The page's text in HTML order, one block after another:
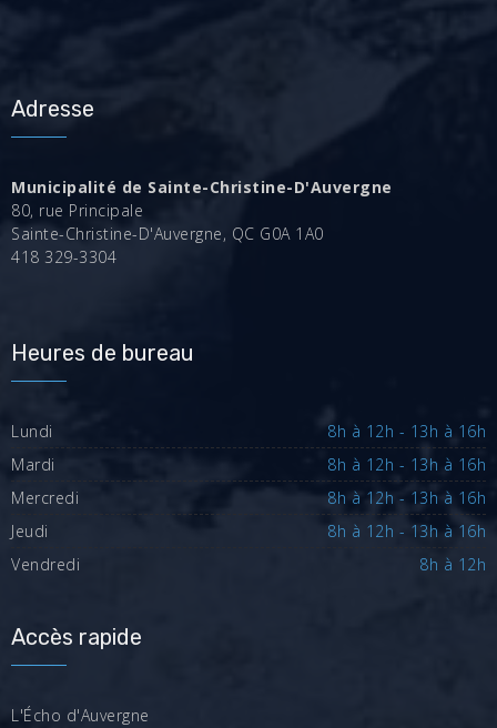
Adresse
Municipalité de Sainte-Christine-D'Auvergne
80, rue Principale
Sainte-Christine-D'Auvergne, QC G0A 1A0
418 329-3304
Heures de bureau
Lundi
8h à 12h - 13h à 16h
Mardi
8h à 12h - 13h à 16h
Mercredi
8h à 12h - 13h à 16h
Jeudi
8h à 12h - 13h à 16h
Vendredi
8h à 12h
Accès rapide
L'Écho d'Auvergne